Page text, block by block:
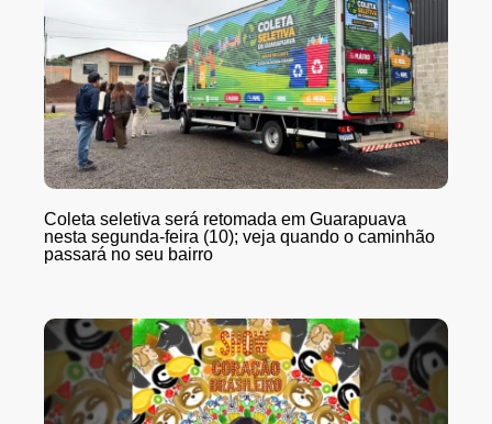
Coleta seletiva será retomada em Guarapuava
nesta segunda-feira (10); veja quando o caminhão
passará no seu bairro